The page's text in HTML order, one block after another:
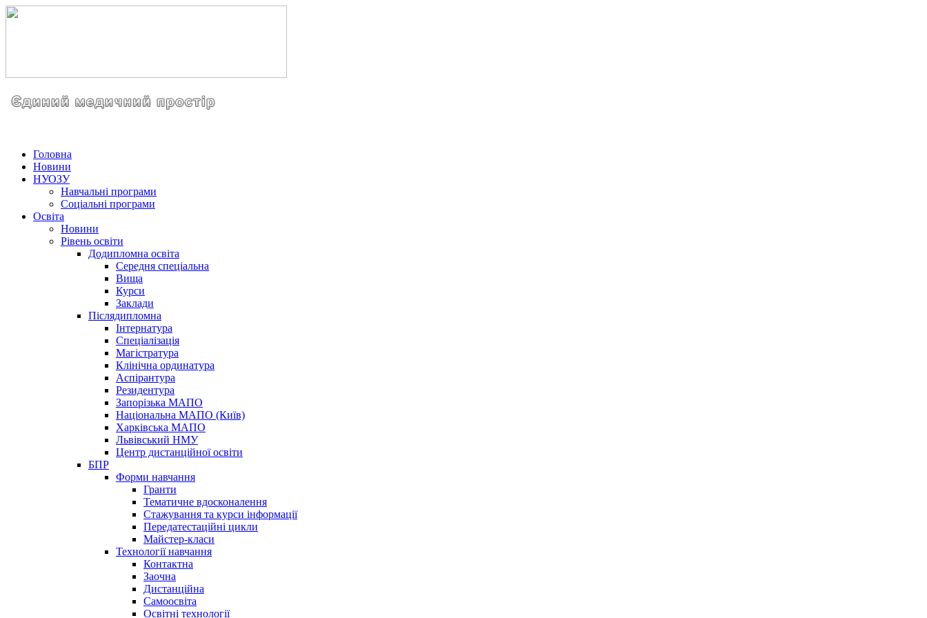
Головна
Новини
НУОЗУ
Навчальні програми
Соціальні програми
Освіта
Новини
Рівень освіти
Додипломна освіта
Середня спеціальна
Вища
Курси
Заклади
Післядипломна
Інтернатура
Спеціалізація
Магістратура
Клінічна ординатура
Аспірантура
Резидентура
Запорізька МАПО
Національна МАПО (Київ)
Харківська МАПО
Львівський НМУ
Центр дистанційної освіти
БПР
Форми навчання
Гранти
Тематичне вдосконалення
Стажування та курси інформації
Передатестаційні цикли
Майстер-класи
Технології навчання
Контактна
Заочна
Дистанційна
Самоосвіта
Освітні технології